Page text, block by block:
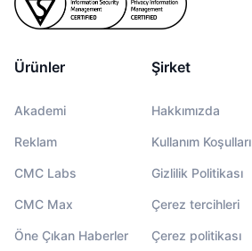
Ürünler
Akademi
Reklam
CMC Labs
CMC Max
Öne Çıkan Haberler
Şirket
Hakkımızda
Kullanım Koşulları
Gizlilik Politikası
Çerez tercihleri
Çerez politikası